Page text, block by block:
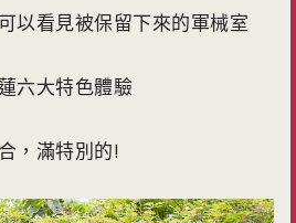
以看見被保留下來的軍械室
六大特色體驗
，滿特別的!